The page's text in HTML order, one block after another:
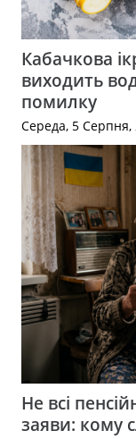
Кабачкова
виходить
помилку
Середа, 5 Серпня,
Не всі
заяви: кому